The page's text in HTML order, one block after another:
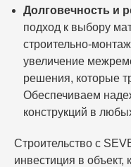
Долговечность и
подход к выбору
строительно-
увеличение
решения, которые
Обеспечиваем
конструкций в
Строительство с
инвестиция в объект,